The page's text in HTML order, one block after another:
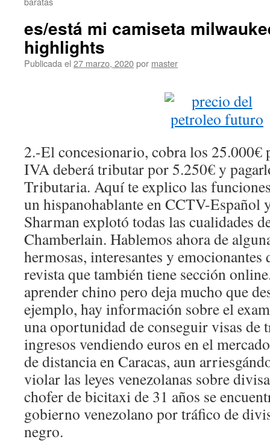
es/está mi camiseta
highlights
Publicada el 27 marzo, 2020por master
2.-El concesionario, cobra los 25.000€
IVA deberá tributar por 5.250€ y
Tributaria. Aquí te explico las
un hispanohablante en CCTV-Español
Sharman explotó todas las cualidades
Chamberlain. Hablemos ahora de
hermosas, interesantes y emocionantes
revista que también tiene sección
aprender chino pero deja mucho que
ejemplo, hay información sobre el
una oportunidad de conseguir visas de
ingresos vendiendo euros en el
de distancia en Caracas, aun
violar las leyes venezolanas sobre
chofer de bicitaxi de 31 años se
gobierno venezolano por tráfico de
negro.